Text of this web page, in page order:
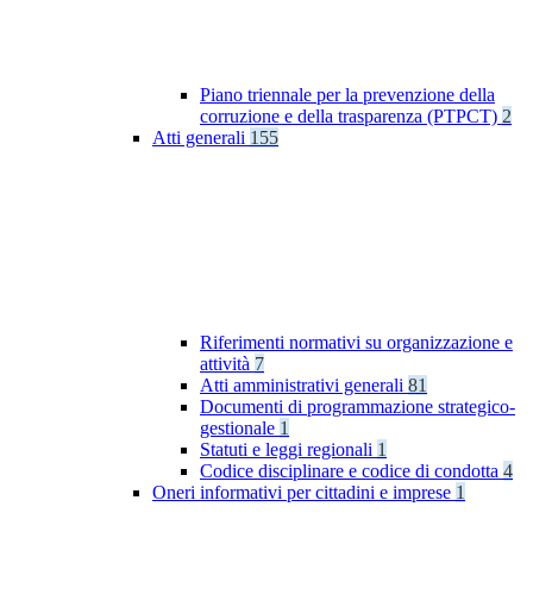
Piano triennale per la prevenzione della
corruzione e della trasparenza (PTPCT) 2
Atti generali 155
Riferimenti normativi su organizzazione e
attività 7
Atti amministrativi generali 81
Documenti di programmazione strategico-
gestionale 1
Statuti e leggi regionali 1
Codice disciplinare e codice di condotta 4
Oneri informativi per cittadini e imprese 1